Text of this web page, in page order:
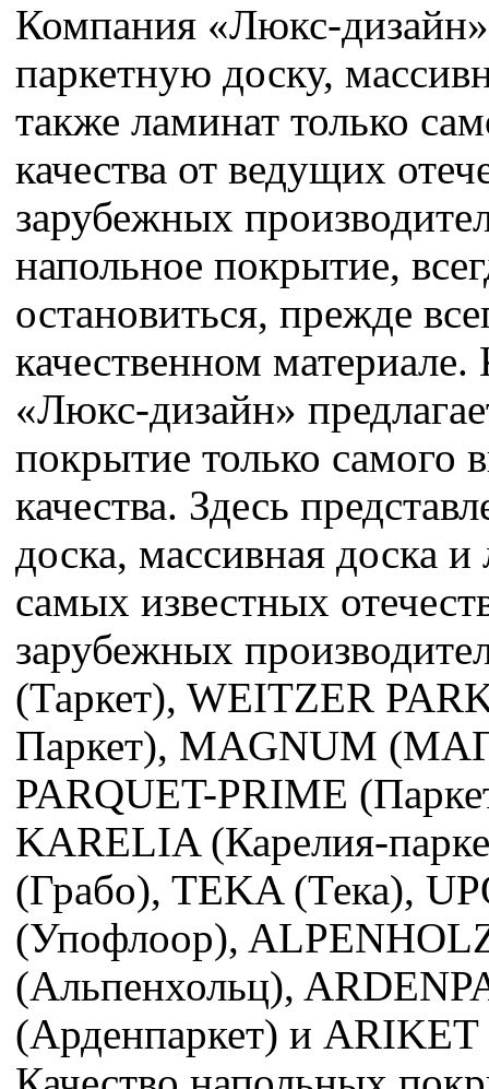
Компания «Люкс-дизайн»
паркетную доску,
также ламинат только
качества от ведущих
зарубежных
напольное покрытие,
остановиться, прежде
качественном
«Люкс-дизайн»
покрытие только самого
качества. Здесь
доска, массивная доска и
самых известных
зарубежных
(Таркет), WEITZER
Паркет), MAGNUM
PARQUET-PRIME
KARELIA (Карелия-
(Грабо), TEKA (Тека),
(Упофлоор),
(Альпенхольц),
(Арденпаркет) и